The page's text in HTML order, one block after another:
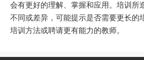
会有更好的理解、掌握和应用。培训所
不同或差异，可能提示是否需要更长的
培训方法或聘请更有能力的教师。